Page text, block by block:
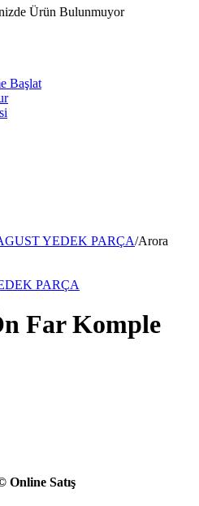
Ürün Bulunmuyor
Başlat
YEDEK PARÇA/Arora
PARÇA
Far Komple
Online Satış